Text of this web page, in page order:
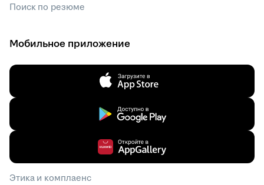
Поиск по резюме
Мобильное приложение
Этика и комплаенс